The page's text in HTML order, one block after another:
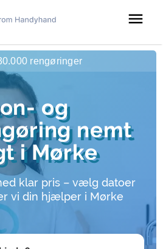
menu
og
nemt
i Mørke
klar pris – vælg datoer
vi din hjælper i Mørke
rengøringer